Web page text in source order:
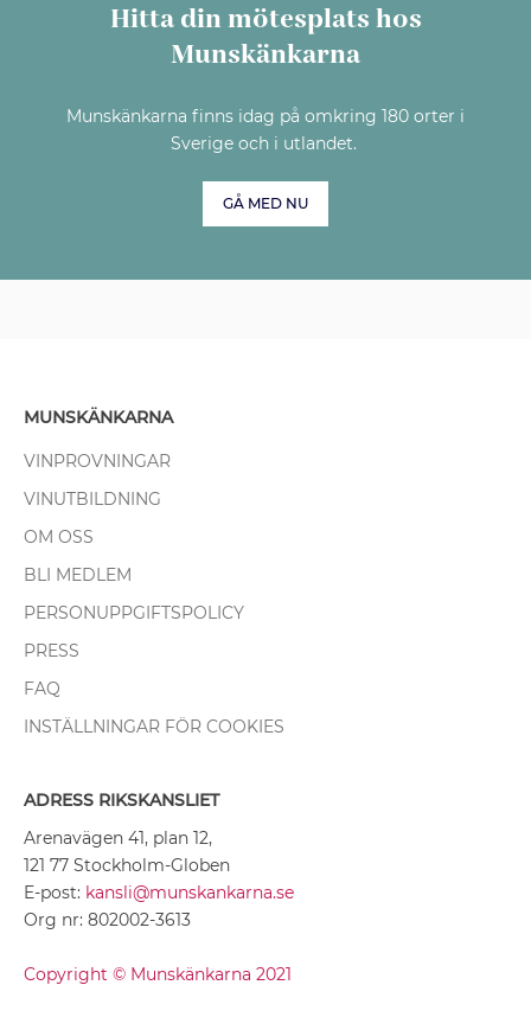
Hitta din mötesplats hos
Munskänkarna
Munskänkarna finns idag på omkring 180 orter i
Sverige och i utlandet.
GÅ MED NU
MUNSKÄNKARNA
VINPROVNINGAR
VINUTBILDNING
OM OSS
BLI MEDLEM
PERSONUPPGIFTSPOLICY
PRESS
FAQ
INSTÄLLNINGAR FÖR COOKIES
ADRESS RIKSKANSLIET
Arenavägen 41, plan 12,
121 77 Stockholm-Globen
E-post: kansli@munskankarna.se
Org nr: 802002-3613
Copyright © Munskänkarna 2021